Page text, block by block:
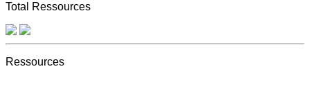
Total Ressources
Ressources